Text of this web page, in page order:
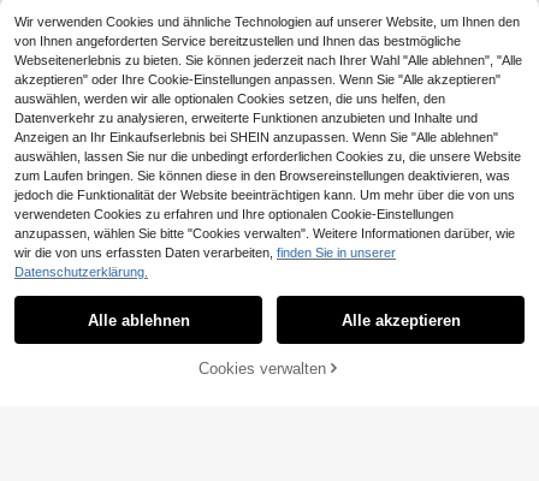
ZUM WARENKORB HINZUFÜGEN
Wir verwenden Cookies und ähnliche Technologien auf unserer Website, um Ihnen den
von Ihnen angeforderten Service bereitzustellen und Ihnen das bestmögliche
Webseitenerlebnis zu bieten. Sie können jederzeit nach Ihrer Wahl "Alle ablehnen", "Alle
akzeptieren" oder Ihre Cookie-Einstellungen anpassen. Wenn Sie "Alle akzeptieren"
auswählen, werden wir alle optionalen Cookies setzen, die uns helfen, den
Datenverkehr zu analysieren, erweiterte Funktionen anzubieten und Inhalte und
Anzeigen an Ihr Einkaufserlebnis bei SHEIN anzupassen. Wenn Sie "Alle ablehnen"
auswählen, lassen Sie nur die unbedingt erforderlichen Cookies zu, die unsere Website
zum Laufen bringen. Sie können diese in den Browsereinstellungen deaktivieren, was
jedoch die Funktionalität der Website beeinträchtigen kann. Um mehr über die von uns
verwendeten Cookies zu erfahren und Ihre optionalen Cookie-Einstellungen
anzupassen, wählen Sie bitte "Cookies verwalten". Weitere Informationen darüber, wie
wir die von uns erfassten Daten verarbeiten, finden Sie in unserer
Datenschutzerklärung.
Alle ablehnen Alle akzeptieren
Cookies verwalten